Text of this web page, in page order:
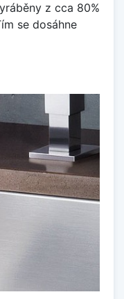
z cca 80%
se dosáhne